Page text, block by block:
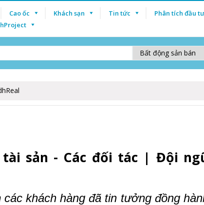
Cao ốc Khách sạn Tin tức Phân tích đầu tư
sản - Các đối tác | Đội
khách hàng đã tin tưởng đồng